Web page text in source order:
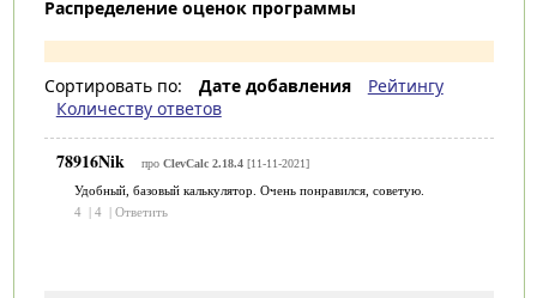
Распределение оценок программы
Сортировать по: Дате добавления
Рейтингу
Количеству ответов
78916Nik про ClevCalc 2.18.4[11-11-2021]
Удобный, базовый калькулятор. Очень понравился, советую.
4 | 4 | Ответить